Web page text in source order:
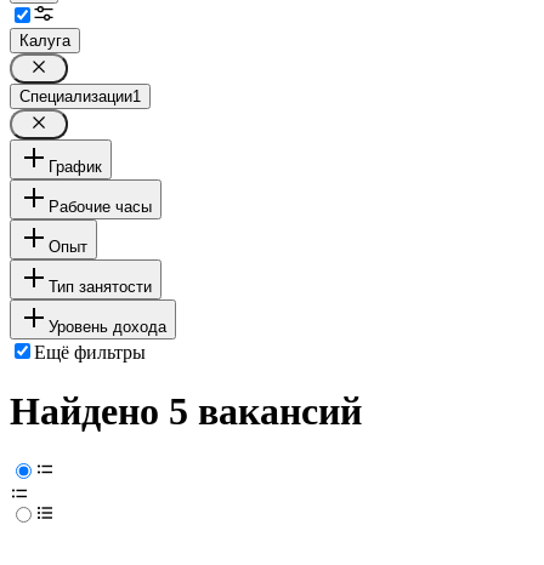
Калуга
Специализации1
График
Рабочие часы
Опыт
Тип занятости
Уровень дохода
Ещё фильтры
Найдено 5 вакансий